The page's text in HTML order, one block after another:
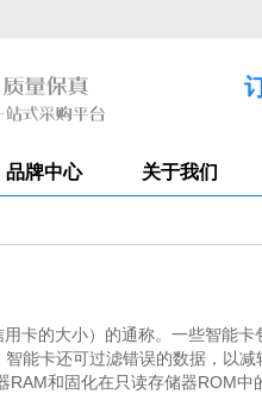
订购
品牌中心 关于我们
卡的大小）的通称。一些智能
能卡还可过滤错误的数据，以
RAM和固化在只读存储器ROM